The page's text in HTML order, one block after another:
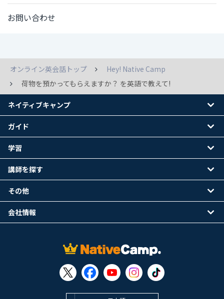
お問い合わせ
オンライン英会話トップ
Hey! Native Camp
荷物を預かってもらえますか？ を英語で教えて!
ネイティブキャンプ
ガイド
学習
講師を探す
その他
会社情報